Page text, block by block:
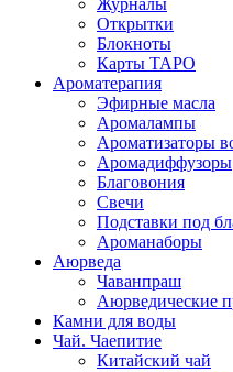
Журналы
Открытки
Блокноты
Карты ТАРО
Ароматерапия
Эфирные масла
Аромалампы
Ароматизаторы
Аромадиффузоры
Благовония
Свечи
Подставки под
Ароманаборы
Аюрведа
Чаванпраш
Аюрведические
Камни для воды
Чай. Чаепитие
Китайский чай